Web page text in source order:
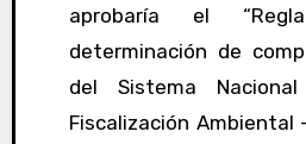
aprobaría el
determinación de
del Sistema
Fiscalización Ambiental –